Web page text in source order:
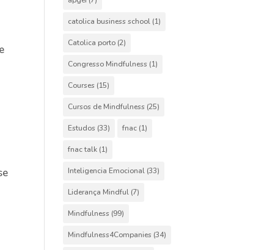
catolica business school (1)
Catolica porto (2)
Congresso Mindfulness (1)
Courses (15)
Cursos de Mindfulness (25)
Estudos (33) fnac (1)
fnac talk (1)
Inteligencia Emocional (33)
Liderança Mindful (7)
Mindfulness (99)
Mindfulness4Companies (34)